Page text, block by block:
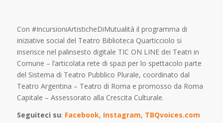
Con #IncursioniArtisticheDiMutualità il programma di
iniziative social del Teatro Biblioteca Quarticciolo si
inserisce nel palinsesto digitale TIC ON LINE dei Teatri in
Comune – l’articolata rete di spazi per lo spettacolo parte
del Sistema di Teatro Pubblico Plurale, coordinato dal
Teatro Argentina – Teatro di Roma e promosso da Roma
Capitale – Assessorato alla Crescita Culturale.
Seguiteci su: Facebook, Instagram, TBQvoices.com